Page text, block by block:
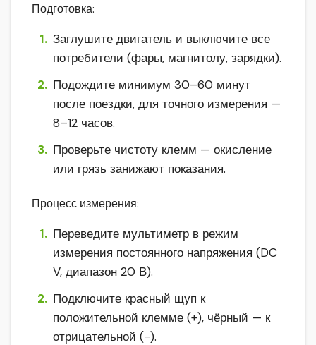
Подготовка:
Заглушите двигатель и выключите все
потребители (фары, магнитолу, зарядки).
Подождите минимум 30–60 минут
после поездки, для точного измерения —
8–12 часов.
Проверьте чистоту клемм — окисление
или грязь занижают показания.
Процесс измерения:
Переведите мультиметр в режим
измерения постоянного напряжения (DC
V, диапазон 20 В).
Подключите красный щуп к
положительной клемме (+), чёрный — к
отрицательной (−).